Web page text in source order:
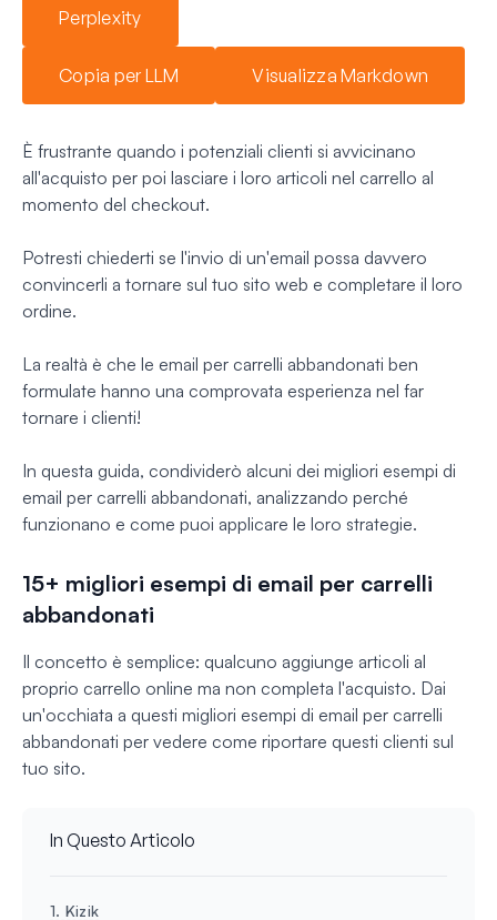
Perplexity
Copia per LLM Visualizza Markdown
È frustrante quando i potenziali clienti si avvicinano
all'acquisto per poi lasciare i loro articoli nel carrello al
momento del checkout.
Potresti chiederti se l'invio di un'email possa davvero
convincerli a tornare sul tuo sito web e completare il loro
ordine.
La realtà è che le email per carrelli abbandonati ben
formulate hanno una comprovata esperienza nel far
tornare i clienti!
In questa guida, condividerò alcuni dei migliori esempi di
email per carrelli abbandonati, analizzando perché
funzionano e come puoi applicare le loro strategie.
15+ migliori esempi di email per carrelli
abbandonati
Il concetto è semplice: qualcuno aggiunge articoli al
proprio carrello online ma non completa l'acquisto. Dai
un'occhiata a questi migliori esempi di email per carrelli
abbandonati per vedere come riportare questi clienti sul
tuo sito.
In Questo Articolo
1. Kizik